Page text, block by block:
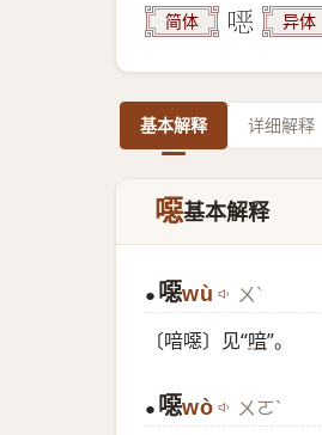
简体 异体
基本解释 详细解释
噁基本解释
● 噁wù ㄨˋ
〔喑噁〕见“喑”。
● 噁wò ㄨㄛˋ